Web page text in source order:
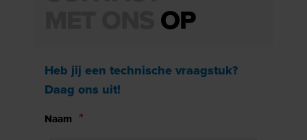
OP
Heb jij een technische vraagstuk?
Daag ons uit!
Naam